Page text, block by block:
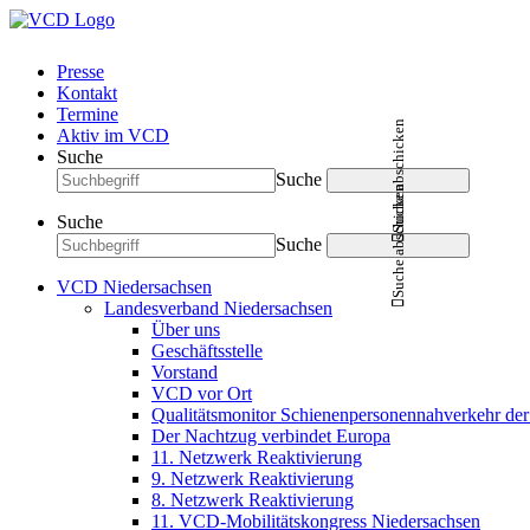
Presse
Kontakt
Termine
Aktiv im VCD
Suche
Suche
Suche abschicken
Suche
Suche
Suche abschicken
VCD Niedersachsen
Landesverband Niedersachsen
Über uns
Geschäftsstelle
Vorstand
VCD vor Ort
Qualitätsmonitor Schienenpersonennahverkehr
Der Nachtzug verbindet Europa
11. Netzwerk Reaktivierung
9. Netzwerk Reaktivierung
8. Netzwerk Reaktivierung
11. VCD-Mobilitätskongress Niedersachsen